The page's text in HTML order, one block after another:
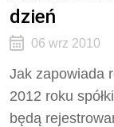
dzień
06 wrz 2010
Jak zapowiada
2012 roku
będą